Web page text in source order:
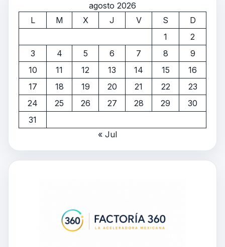
agosto 2026
L
M X J V S
D
1
2
3
4 5 6 7 8
9
10
11 12 13 14 15
16
17
18 19 20 21 22
23
24
25 26 27 28 29
30
31
« Jul